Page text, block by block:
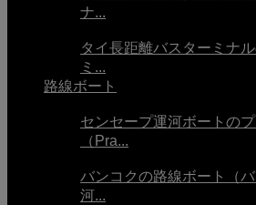
ナ...
タイ長距離バスターミナ
ミ...
路線ボート
センセープ運河ボートの
（Pra...
バンコクの路線ボート（
河...